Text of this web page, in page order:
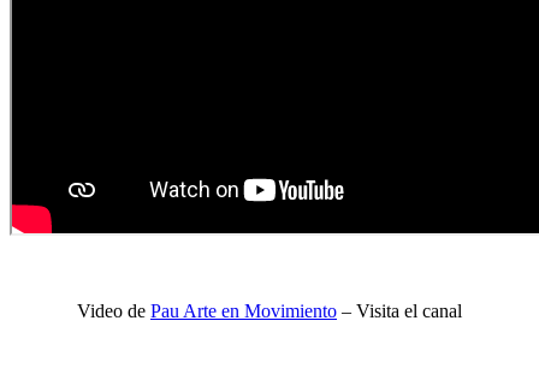
Video de Pau Arte en Movimiento – Visita el canal